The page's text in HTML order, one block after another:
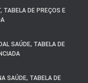
TABELA DE PREÇOS E
SAÚDE, TABELA DE
SAÚDE, TABELA DE